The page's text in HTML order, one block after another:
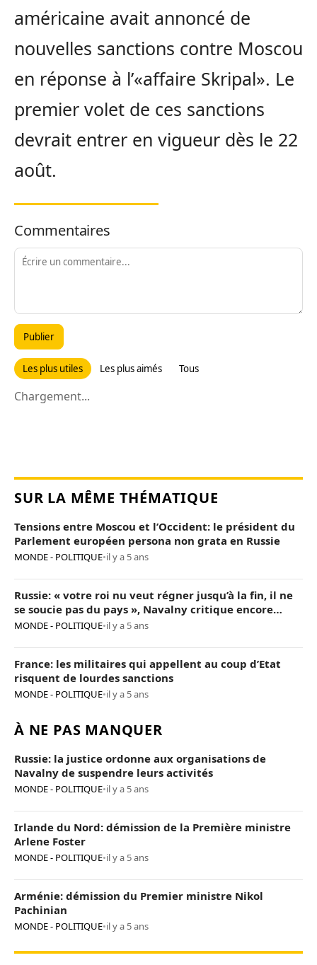
américaine avait annoncé de
nouvelles sanctions contre Moscou
en réponse à l’«affaire Skripal». Le
premier volet de ces sanctions
devrait entrer en vigueur dès le 22
août.
Commentaires
Publier
Les plus utiles Les plus aimés Tous
Chargement...
SUR LA MÊME THÉMATIQUE
Tensions entre Moscou et l’Occident: le président du
Parlement européen persona non grata en Russie
MONDE - POLITIQUE•il y a 5 ans
Russie: « votre roi nu veut régner jusqu’à la fin, il ne
se soucie pas du pays », Navalny critique encore
Poutine
MONDE - POLITIQUE•il y a 5 ans
France: les militaires qui appellent au coup d’Etat
risquent de lourdes sanctions
MONDE - POLITIQUE•il y a 5 ans
À NE PAS MANQUER
Russie: la justice ordonne aux organisations de
Navalny de suspendre leurs activités
MONDE - POLITIQUE•il y a 5 ans
Irlande du Nord: démission de la Première ministre
Arlene Foster
MONDE - POLITIQUE•il y a 5 ans
Arménie: démission du Premier ministre Nikol
Pachinian
MONDE - POLITIQUE•il y a 5 ans